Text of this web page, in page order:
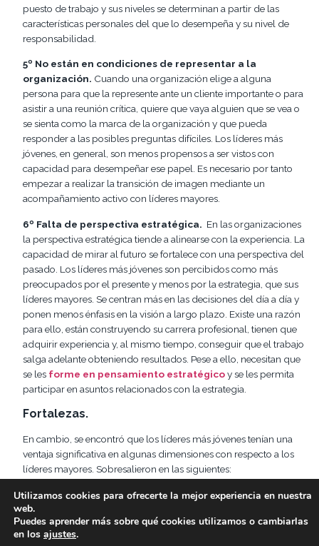
puesto de trabajo y sus niveles se determinan a partir de las
características personales del que lo desempeña y su nivel de
responsabilidad.
5º No están en condiciones de representar a la
organización. Cuando una organización elige a alguna
persona para que la represente ante un cliente importante o para
asistir a una reunión crítica, quiere que vaya alguien que se vea o
se sienta como la marca de la organización y que pueda
responder a las posibles preguntas difíciles. Los líderes más
jóvenes, en general, son menos propensos a ser vistos con
capacidad para desempeñar ese papel. Es necesario por tanto
empezar a realizar la transición de imagen mediante un
acompañamiento activo con líderes mayores.
6º Falta de perspectiva estratégica. En las organizaciones
la perspectiva estratégica tiende a alinearse con la experiencia. La
capacidad de mirar al futuro se fortalece con una perspectiva del
pasado. Los líderes más jóvenes son percibidos como más
preocupados por el presente y menos por la estrategia, que sus
líderes mayores. Se centran más en las decisiones del día a día y
ponen menos énfasis en la visión a largo plazo. Existe una razón
para ello, están construyendo su carrera profesional, tienen que
adquirir experiencia y, al mismo tiempo, conseguir que el trabajo
salga adelante obteniendo resultados. Pese a ello, necesitan que
se les forme en pensamiento estratégicoy se les permita
participar en asuntos relacionados con la estrategia.
Fortalezas.
En cambio, se encontró que los líderes más jóvenes tenían una
ventaja significativa en algunas dimensiones con respecto a los
líderes mayores. Sobresalieron en las siguientes:
1º Impulsores del cambio.Los líderes más jóvenes aceptan e
impulsan el cambio y tienen grandes habilidades para
comercializar las nuevas ideas. Tienen el coraje de promover y
ejecutar cambios difíciles. El menor peso (a veces una carga) de la
Utilizamos cookies para ofrecerte la mejor experiencia en nuestra
web.
Puedes aprender más sobre qué cookies utilizamos o cambiarlas
en los ajustes.